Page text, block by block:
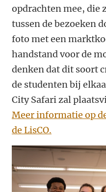
opdrachten mee, die
tussen de bezoeken
foto met een
handstand voor de
denken dat dit soort
de studenten bij
City Safari zal
Meer informatie op
de LisCO.